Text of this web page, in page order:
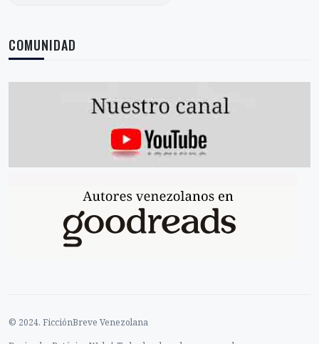
COMUNIDAD
© 2024. FicciónBreve Venezolana